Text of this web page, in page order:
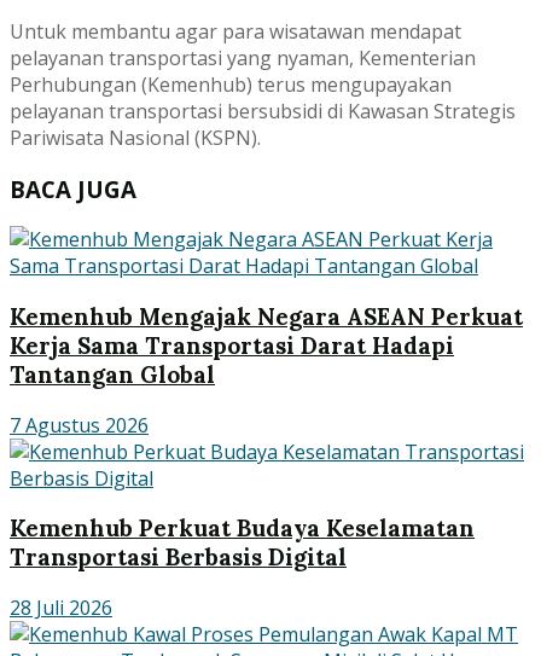
Untuk membantu agar para wisatawan mendapat
pelayanan transportasi yang nyaman, Kementerian
Perhubungan (Kemenhub) terus mengupayakan
pelayanan transportasi bersubsidi di Kawasan Strategis
Pariwisata Nasional (KSPN).
BACA JUGA
Kemenhub Mengajak Negara ASEAN Perkuat
Kerja Sama Transportasi Darat Hadapi
Tantangan Global
7 Agustus 2026
Kemenhub Perkuat Budaya Keselamatan
Transportasi Berbasis Digital
28 Juli 2026